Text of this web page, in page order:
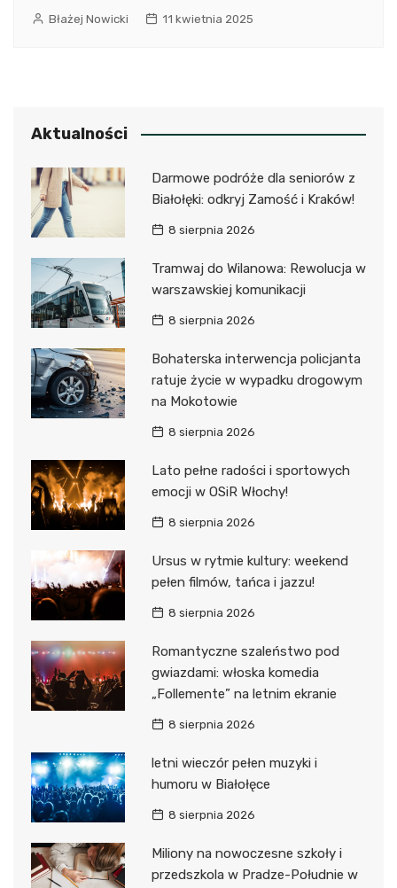
Błażej Nowicki 11 kwietnia 2025
Aktualności
Darmowe podróże dla seniorów z
Białołęki: odkryj Zamość i Kraków!
8 sierpnia 2026
Tramwaj do Wilanowa: Rewolucja w
warszawskiej komunikacji
8 sierpnia 2026
Bohaterska interwencja policjanta
ratuje życie w wypadku drogowym
na Mokotowie
8 sierpnia 2026
Lato pełne radości i sportowych
emocji w OSiR Włochy!
8 sierpnia 2026
Ursus w rytmie kultury: weekend
pełen filmów, tańca i jazzu!
8 sierpnia 2026
Romantyczne szaleństwo pod
gwiazdami: włoska komedia
„Follemente” na letnim ekranie
8 sierpnia 2026
letni wieczór pełen muzyki i
humoru w Białołęce
8 sierpnia 2026
Miliony na nowoczesne szkoły i
przedszkola w Pradze-Południe w